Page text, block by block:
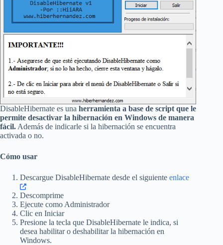
DisableHibernate es una herramienta a base de script que le
permite desactivar la hibernación en Windows de manera
fácil. Además de indicarle si la hibernación se encuentra
activada o no.
Cómo usar
Descargue DisableHibernate desde el siguiente enlace
Descomprime
Ejecute como Administrador
Clic en Iniciar
Presione la tecla que DisableHibernate le indica, si
desea habilitar o deshabilitar la hibernación en
Windows.